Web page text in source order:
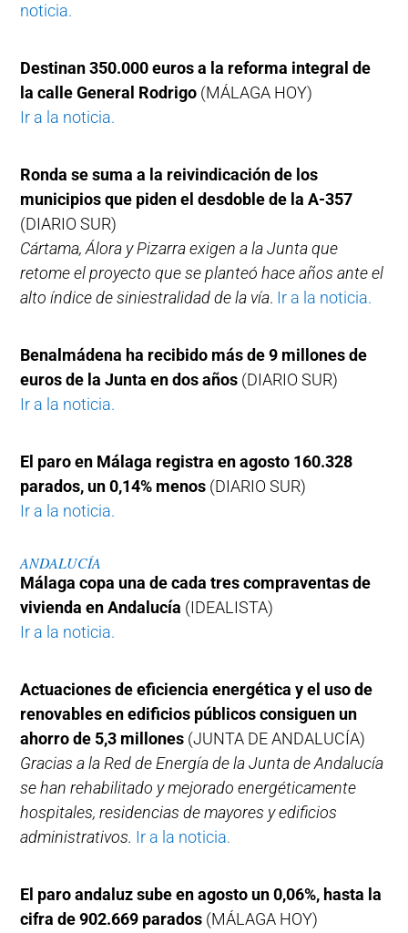
noticia.
Destinan 350.000 euros a la reforma integral de
la calle General Rodrigo (MÁLAGA HOY)
Ir a la noticia.
Ronda se suma a la reivindicación de los
municipios que piden el desdoble de la A-357
(DIARIO SUR)
Cártama, Álora y Pizarra exigen a la Junta que
retome el proyecto que se planteó hace años ante el
alto índice de siniestralidad de la vía. Ir a la noticia.
Benalmádena ha recibido más de 9 millones de
euros de la Junta en dos años (DIARIO SUR)
Ir a la noticia.
El paro en Málaga registra en agosto 160.328
parados, un 0,14% menos (DIARIO SUR)
Ir a la noticia.
ANDALUCÍA
Málaga copa una de cada tres compraventas de
vivienda en Andalucía (IDEALISTA)
Ir a la noticia.
Actuaciones de eficiencia energética y el uso de
renovables en edificios públicos consiguen un
ahorro de 5,3 millones (JUNTA DE ANDALUCÍA)
Gracias a la Red de Energía de la Junta de Andalucía
se han rehabilitado y mejorado energéticamente
hospitales, residencias de mayores y edificios
administrativos. Ir a la noticia.
El paro andaluz sube en agosto un 0,06%, hasta la
cifra de 902.669 parados (MÁLAGA HOY)